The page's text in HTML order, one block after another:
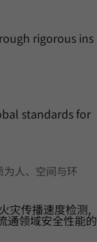
rigorous ins
standards for
为人、空间与环
灾传播速度检测,
通领域安全性能的